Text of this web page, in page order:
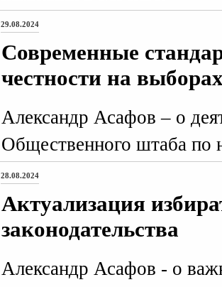
29.08.2024
Современные
честности на
Александр Асафов – о
Общественного штаба по
28.08.2024
Актуализация
законодательства
Александр Асафов - о